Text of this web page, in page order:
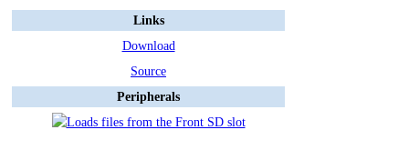
Links
Download
Source
Peripherals